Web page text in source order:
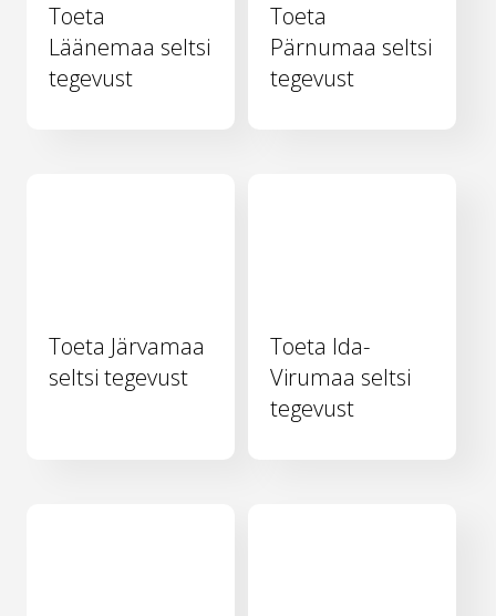
Toeta
Läänemaa seltsi
tegevust
Toeta
Pärnumaa seltsi
tegevust
Toeta Järvamaa
seltsi tegevust
Toeta Ida-
Virumaa seltsi
tegevust